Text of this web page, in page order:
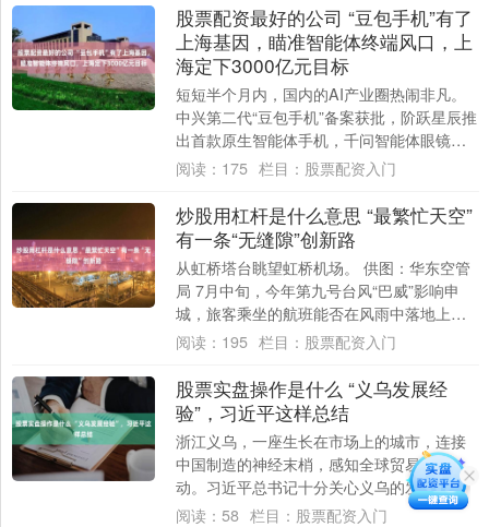
股票配资最好的公司 “豆包手机”有了
上海基因，瞄准智能体终端风口，上
海定下3000亿元目标
短短半个月内，国内的AI产业圈热闹非凡。
中兴第二代“豆包手机”备案获批，阶跃星辰推
出首款原生智能体手机，千问智能体眼镜首
次亮相…… 今年WAIC（世界人工智能大....
阅读： 175 栏目： 股票配资入门
炒股用杠杆是什么意思 “最繁忙天空”
有一条“无缝隙”创新路
从虹桥塔台眺望虹桥机场。 供图：华东空管
局 7月中旬，今年第九号台风“巴威”影响申
城，旅客乘坐的航班能否在风雨中落地上海
虹桥机场？当旅客因特殊天气到来而担心出
阅读： 195 栏目： 股票配资入门
股票实盘操作是什么 “义乌发展经
验”，习近平这样总结
浙江义乌，一座生长在市场上的城市，连接
中国制造的神经末梢，感知全球贸易的脉
动。习近平总书记十分关心义乌的发展，在
浙江工作期间，多次到义乌调研股票实盘操
阅读： 58 栏目： 股票配资入门